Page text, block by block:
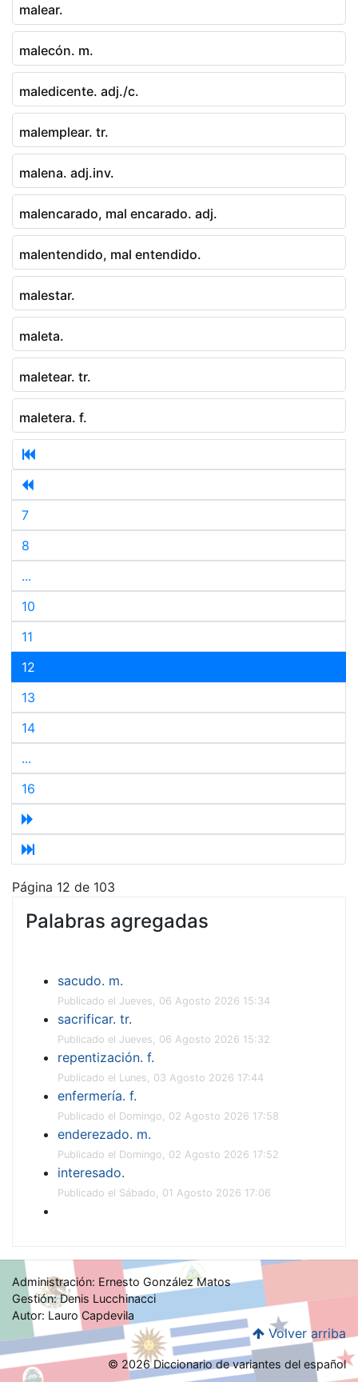
malear.
malecón. m.
maledicente. adj./c.
malemplear. tr.
malena. adj.inv.
malencarado, mal encarado. adj.
malentendido, mal entendido.
malestar.
maleta.
maletear. tr.
maletera. f.
7
8
...
10
11
12
13
14
...
16
Página 12 de 103
Palabras agregadas
sacudo. m.
Publicado el Jueves, 06 Agosto 2026 15:34
sacrificar. tr.
Publicado el Jueves, 06 Agosto 2026 15:32
repentización. f.
Publicado el Lunes, 03 Agosto 2026 17:44
enfermería. f.
Publicado el Domingo, 02 Agosto 2026 17:58
enderezado. m.
Publicado el Domingo, 02 Agosto 2026 17:52
interesado.
Publicado el Sábado, 01 Agosto 2026 17:06
Administración: Ernesto González Matos
Gestión: Denis Lucchinacci
Autor: Lauro Capdevila
Volver arriba
© 2026 Diccionario de variantes del español